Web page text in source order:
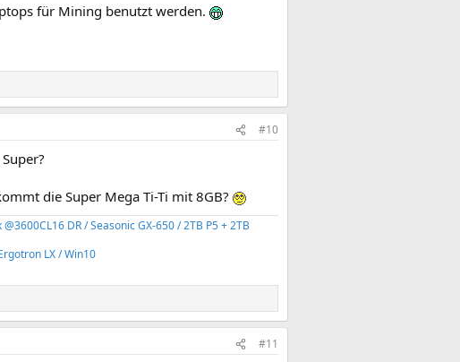
für Mining benutzt werden.
#10
die Super Mega Ti-Ti mit 8GB?
DR / Seasonic GX-650 / 2TB P5 + 2TB
LX / Win10
#11